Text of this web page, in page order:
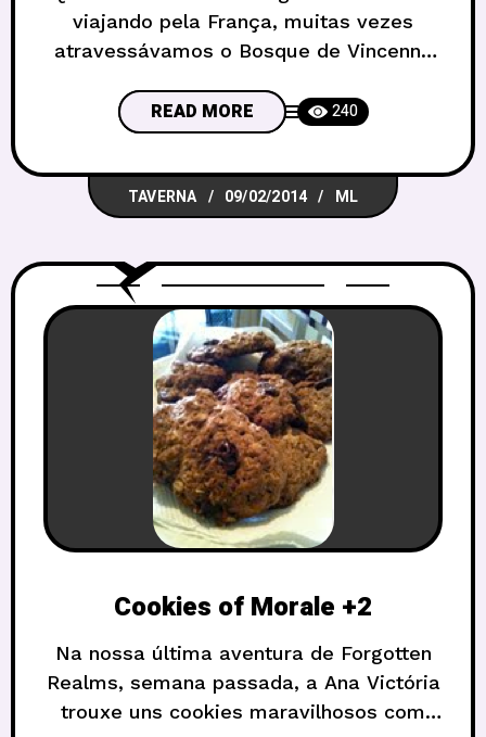
viajando pela França, muitas vezes
atravessávamos o Bosque de Vincenne
Numa dessas noites a mãe dela nos
ensinou uma receita muito
francesa, Verrine de Potiron au Lait de
Coco, ou, como a Menina-gato gosta de
READ MORE 240
TAVERNA 09/02/2014 ML
Cookies of Morale +2
Na nossa última aventura de Forgotten
Realms, semana passada, a Ana Victória
trouxe uns cookies maravilhosos com